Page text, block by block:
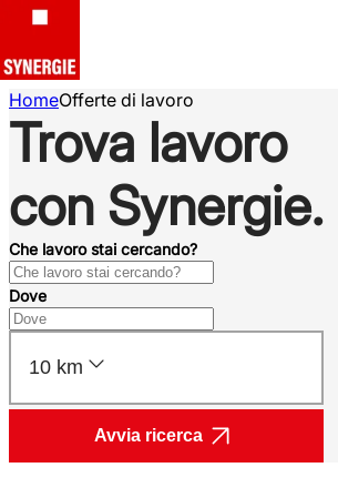
HomeOfferte di lavoro
Trova lavoro
con Synergie.
Che lavoro stai cercando?
Dove
10 km
Avvia ricerca